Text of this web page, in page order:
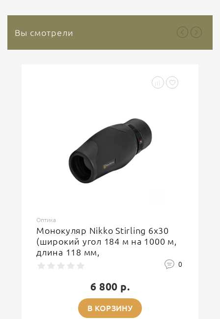
Вы смотрели
Оптика
Монокуляр Nikko Stirling 6х30
(широкий угол 184 м на 1000 м,
длина 118 мм,
0
6 800 р.
В КОРЗИНУ